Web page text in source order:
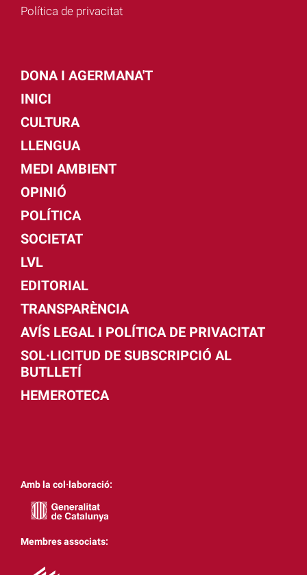
Política de privacitat
DONA I AGERMANA'T
INICI
CULTURA
LLENGUA
MEDI AMBIENT
OPINIÓ
POLÍTICA
SOCIETAT
LVL
EDITORIAL
TRANSPARÈNCIA
AVÍS LEGAL I POLÍTICA DE PRIVACITAT
SOL·LICITUD DE SUBSCRIPCIÓ AL
BUTLLETÍ
HEMEROTECA
Amb la col·laboració:
Membres associats: